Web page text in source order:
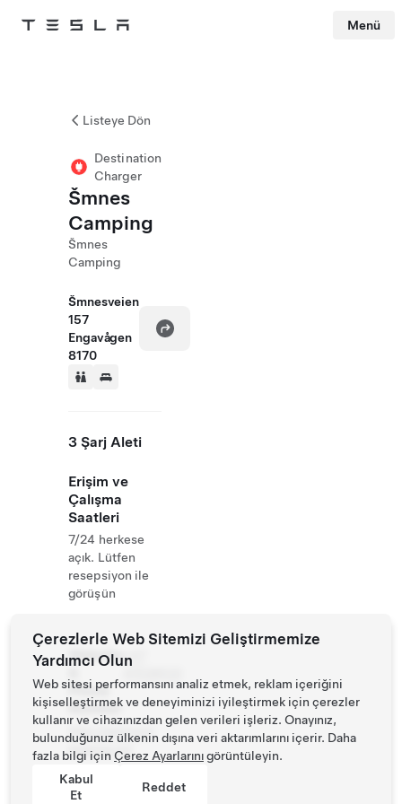
Tesla Menü
Listeye Dön
Destination
Charger
Šmnes
Camping
Šmnes
Camping
Šmnesveien
157
Engavågen
8170
3 Şarj Aleti
Erişim ve
Çalışma
Saatleri
7/24 herkese
açık. Lütfen
resepsiyon ile
görüşün
Website
Phone
Number
+47
http://aamnesc
amping.no/
Çerezlerle Web Sitemizi Geliştirmemize
Yardımcı Olun
Web sitesi performansını analiz etmek, reklam içeriğini
kişiselleştirmek ve deneyiminizi iyileştirmek için çerezler
kullanır ve cihazınızdan gelen verileri işleriz. Onayınız,
bulunduğunuz ülkenin dışına veri aktarımlarını içerir. Daha
fazla bilgi için Çerez Ayarlarınıgörüntüleyin.
Kabul
Et
Reddet